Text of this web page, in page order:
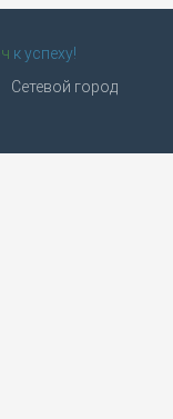
к успеху!
Сетевой город